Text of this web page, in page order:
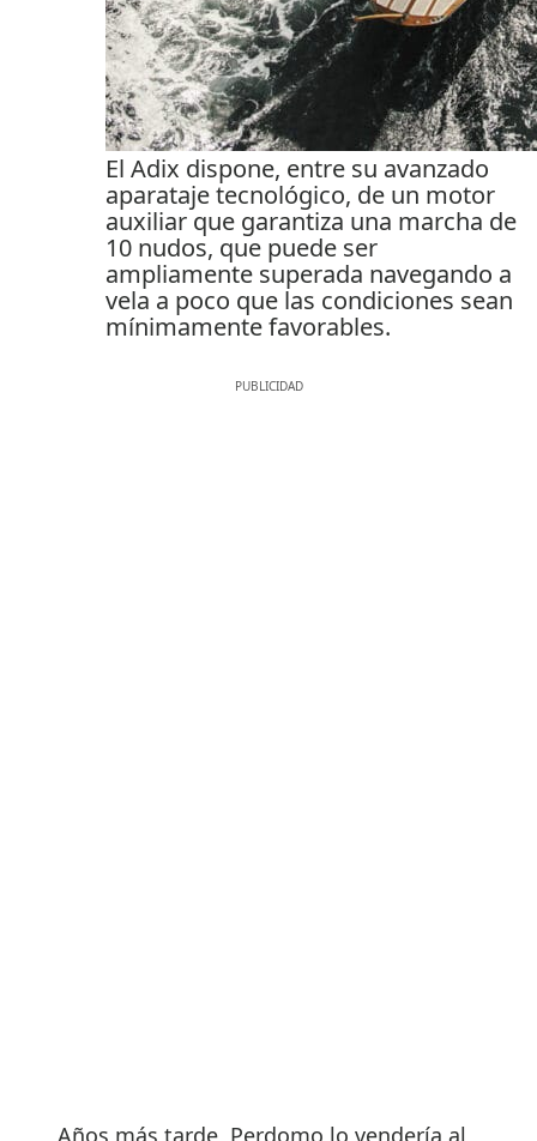
El Adix dispone, entre su avanzado
aparataje tecnológico, de un motor
auxiliar que garantiza una marcha de
10 nudos, que puede ser
ampliamente superada navegando a
vela a poco que las condiciones sean
mínimamente favorables.
Años más tarde, Perdomo lo vendería al